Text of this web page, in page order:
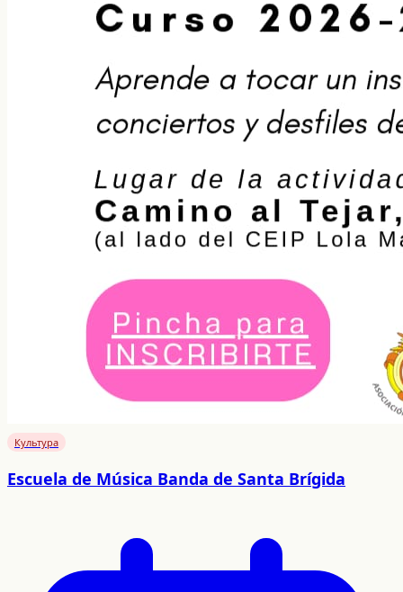
Культура
Escuela de Música Banda de Santa Brígida